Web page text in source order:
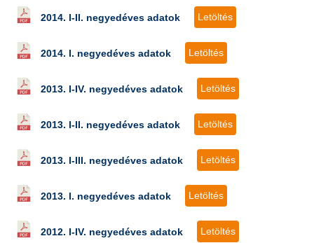
2014. I-II. negyedéves adatok Letöltés
2014. I. negyedéves adatok Letöltés
2013. I-IV. negyedéves adatok Letöltés
2013. I-II. negyedéves adatok Letöltés
2013. I-III. negyedéves adatok Letöltés
2013. I. negyedéves adatok Letöltés
2012. I-IV. negyedéves adatok Letöltés